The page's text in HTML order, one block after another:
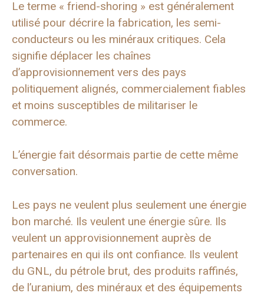
Le terme « friend-shoring » est généralement
utilisé pour décrire la fabrication, les semi-
conducteurs ou les minéraux critiques. Cela
signifie déplacer les chaînes
d’approvisionnement vers des pays
politiquement alignés, commercialement fiables
et moins susceptibles de militariser le
commerce.
L’énergie fait désormais partie de cette même
conversation.
Les pays ne veulent plus seulement une énergie
bon marché. Ils veulent une énergie sûre. Ils
veulent un approvisionnement auprès de
partenaires en qui ils ont confiance. Ils veulent
du GNL, du pétrole brut, des produits raffinés,
de l’uranium, des minéraux et des équipements